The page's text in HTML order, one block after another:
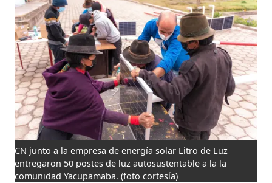
CN junto a la empresa de energía solar Litro de Luz
entregaron 50 postes de luz autosustentable a la la
comunidad Yacupamaba. (foto cortesía)